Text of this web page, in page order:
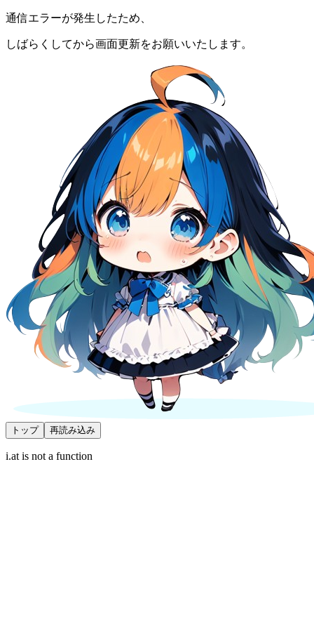
通信エラーが発生したため、
しばらくしてから画面更新をお願いいたします。
トップ 再読み込み
i.at is not a function